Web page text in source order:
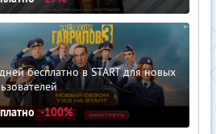
бесплатно в START для новых
-100%